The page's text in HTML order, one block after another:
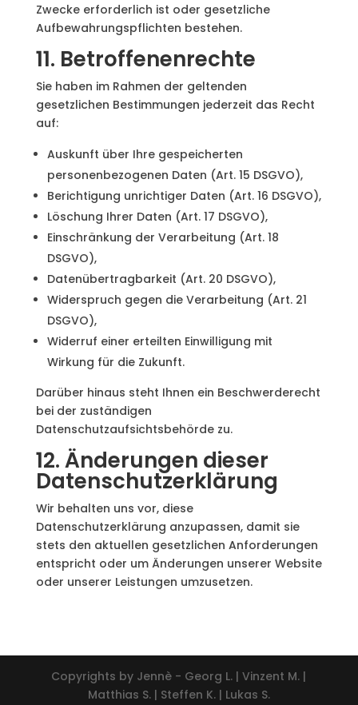
Zwecke erforderlich ist oder gesetzliche
Aufbewahrungspflichten bestehen.
11. Betroffenenrechte
Sie haben im Rahmen der geltenden
gesetzlichen Bestimmungen jederzeit das Recht
auf:
Auskunft über Ihre gespeicherten
personenbezogenen Daten (Art. 15 DSGVO),
Berichtigung unrichtiger Daten (Art. 16 DSGVO),
Löschung Ihrer Daten (Art. 17 DSGVO),
Einschränkung der Verarbeitung (Art. 18
DSGVO),
Datenübertragbarkeit (Art. 20 DSGVO),
Widerspruch gegen die Verarbeitung (Art. 21
DSGVO),
Widerruf einer erteilten Einwilligung mit
Wirkung für die Zukunft.
Darüber hinaus steht Ihnen ein Beschwerderecht
bei der zuständigen
Datenschutzaufsichtsbehörde zu.
12. Änderungen dieser
Datenschutzerklärung
Wir behalten uns vor, diese
Datenschutzerklärung anzupassen, damit sie
stets den aktuellen gesetzlichen Anforderungen
entspricht oder um Änderungen unserer Website
oder unserer Leistungen umzusetzen.
Copyrights by Jennè - Georg L. | Vinzent M. |
Matthias S. | Steffen K. | Lukas S.